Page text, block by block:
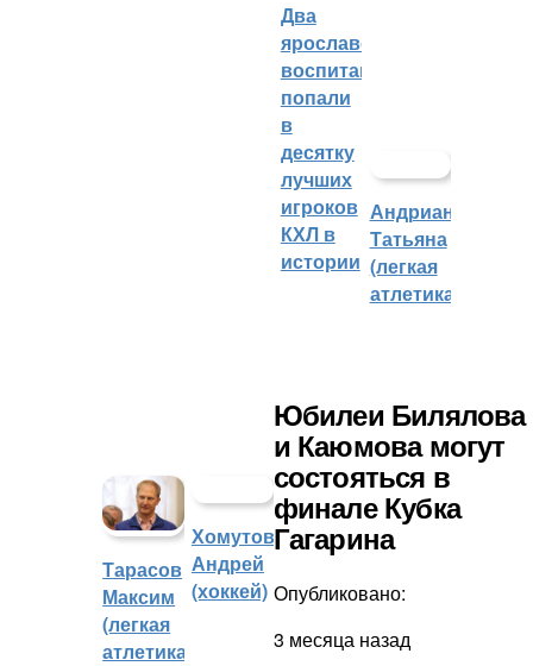
Два
ярославских
воспитанника
попали
в
десятку
лучших
игроков
КХЛ в
истории
Андрианова
Татьяна
(легкая
атлетика)
Тарасов
Максим
(легкая
атлетика)
Хомутов
Андрей
(хоккей)
Юбилеи Билялова
и Каюмова могут
состояться в
финале Кубка
Гагарина
Опубликовано:
3 месяца назад